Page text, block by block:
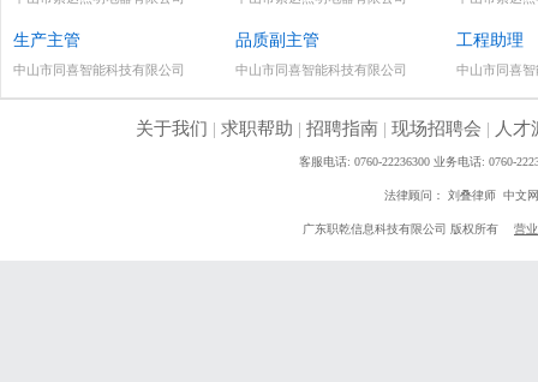
生产主管
中山市同喜智能科技有限公司
品质副主管
中山市同喜智能科技有限公司
工程助理
中山市同喜
关于我们 | 求职帮助 | 招聘指南| 现场招聘会 | 人才
客服电话: 0760-22236300 业务电话: 0760-
法律顾问： 刘叠律师 中文
广东职乾信息科技有限公司 版权所有 营